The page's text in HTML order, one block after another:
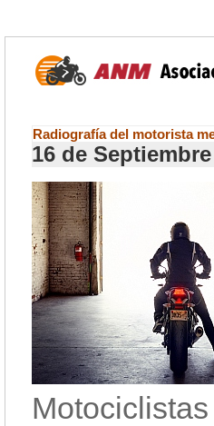
Radiografía del motorista
16 de